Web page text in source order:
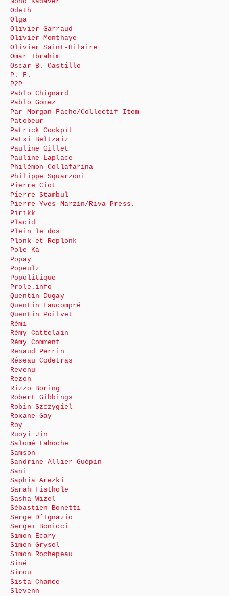
Odeth
Olga
Olivier Garraud
Olivier Monthaye
Olivier Saint-Hilaire
Omar Ibrahim
Oscar B. Castillo
P. F.
P2P
Pablo Chignard
Pablo Gomez
Par Morgan Fache/Collectif Item
Patobeur
Patrick Cockpit
Patxi Beltzaiz
Pauline Gillet
Pauline Laplace
Philémon Collafarina
Philippe Squarzoni
Pierre Ciot
Pierre Stambul
Pierre-Yves Marzin/Riva Press.
Pirikk
Placid
Plein le dos
Plonk et Replonk
Pole Ka
Popay
Popeulz
Popolitique
Prole.info
Quentin Dugay
Quentin Faucompré
Quentin Poilvet
Rémi
Rémy Cattelain
Rémy Comment
Renaud Perrin
Réseau Codetras
Revenu
Rezon
Rizzo Boring
Robert Gibbings
Robin Szczygiel
Roxane Gay
Roy
Ruoyi Jin
Salomé Lahoche
Samson
Sandrine Allier-Guépin
Sani
Saphia Arezki
Sarah Fisthole
Sasha Wizel
Sébastien Bonetti
Serge D’Ignazio
Sergeï Bonicci
Simon Ecary
Simon Grysol
Simon Rochepeau
Siné
Sirou
Sista Chance
Slevenn